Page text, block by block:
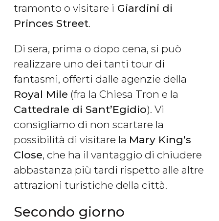
tramonto o visitare i Giardini di
Princes Street.
Di sera, prima o dopo cena, si può
realizzare uno dei tanti tour di
fantasmi, offerti dalle agenzie della
Royal Mile (fra la Chiesa Tron e la
Cattedrale di Sant’Egidio). Vi
consigliamo di non scartare la
possibilità di visitare la Mary King’s
Close, che ha il vantaggio di chiudere
abbastanza più tardi rispetto alle altre
attrazioni turistiche della città.
Secondo giorno